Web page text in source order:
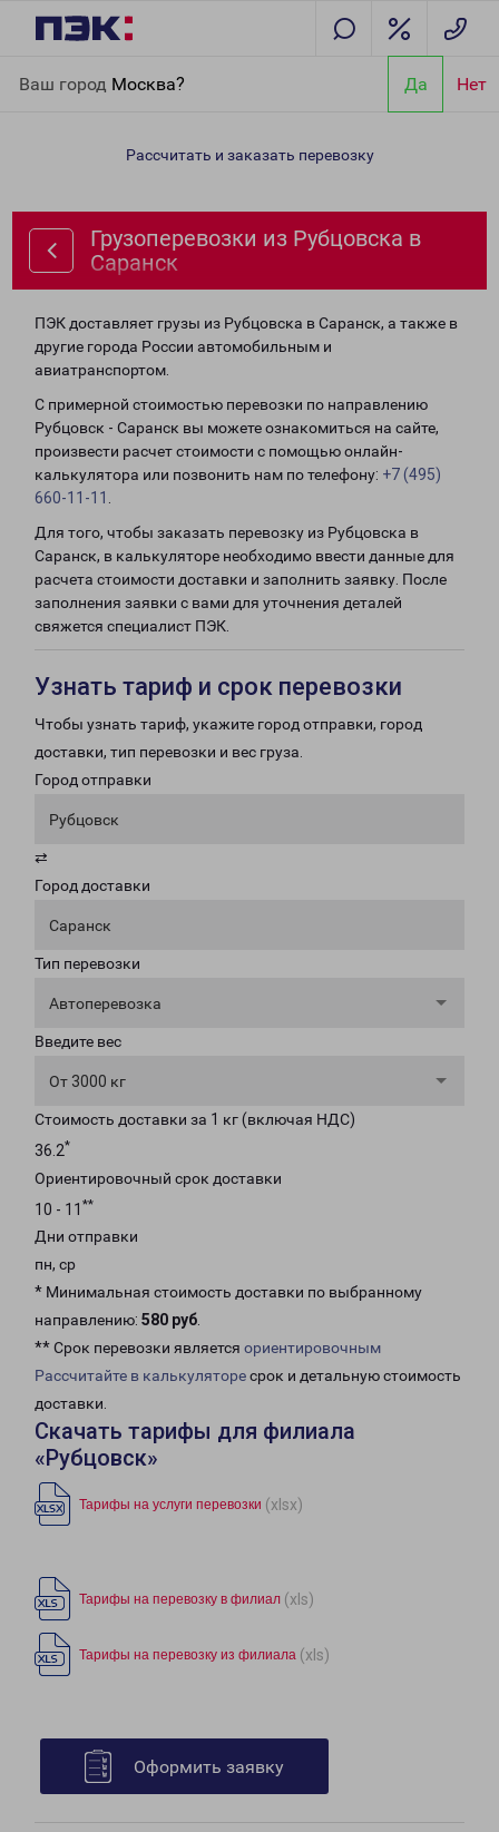
Ваш город Москва? Да Нет
Саранск
Рассчитать и заказать перевозку
Грузоперевозки из Рубцовска в
Саранск
ПЭК доставляет грузы из Рубцовска в Саранск, а также в
другие города России автомобильным и
авиатранспортом.
С примерной стоимостью перевозки по направлению
Рубцовск - Саранск вы можете ознакомиться на сайте,
произвести расчет стоимости с помощью онлайн-
калькулятора или позвонить нам по телефону: +7 (495)
660-11-11
Для того, чтобы заказать перевозку из Рубцовска в
Саранск, в калькуляторе необходимо ввести данные для
расчета стоимости доставки и заполнить заявку. После
заполнения заявки с вами для уточнения деталей
свяжется специалист ПЭК.
Узнать тариф и срок перевозки
Чтобы узнать тариф, укажите город отправки, город
доставки, тип перевозки и вес груза.
Город отправки
Рубцовск
⇄
Город доставки
Саранск
Тип перевозки
Автоперевозка
Введите вес
От 3000 кг
Стоимость доставки за 1 кг (включая НДС)
36.2*
Ориентировочный срок доставки
10 - 11 **
Дни отправки
пн, ср
* Минимальная стоимость доставки по выбранному
направлению: 580 руб.
** Срок перевозки является ориентировочным
Рассчитайте в калькуляторесрок и детальную стоимость
доставки.
Скачать тарифы для филиала
«Рубцовск»
Тарифы на услуги перевозки (xlsx)
Тарифы на перевозку в филиал (xls)
Тарифы на перевозку из филиала (xls)
Оформить заявку